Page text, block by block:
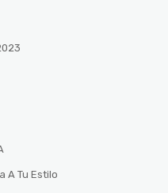
A Tu Estilo